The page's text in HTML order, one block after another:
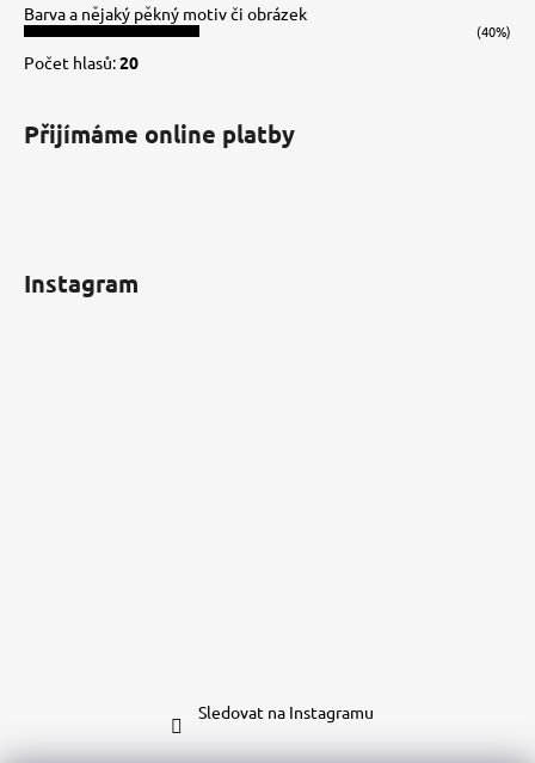
Barva a nějaký pěkný motiv či obrázek
(40%)
Počet hlasů:20
Přijímáme online platby
Instagram
Sledovat na Instagramu